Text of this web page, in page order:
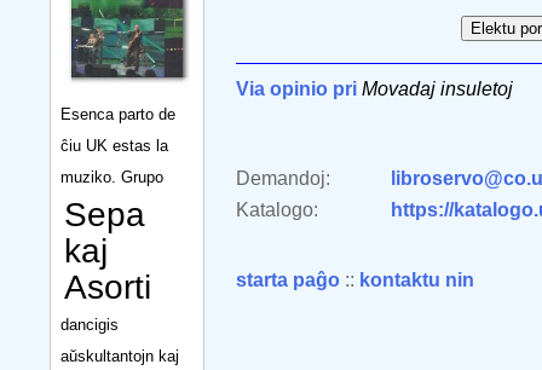
Esenca parto de
ĉiu UK estas la
muziko. Grupo
Sepa
kaj
Asorti
dancigis
aŭskultantojn kaj
Via opinio pri Movadaj insuletoj
Demandoj:
Katalogo:
https://
starta paĝo :: kontaktu nin